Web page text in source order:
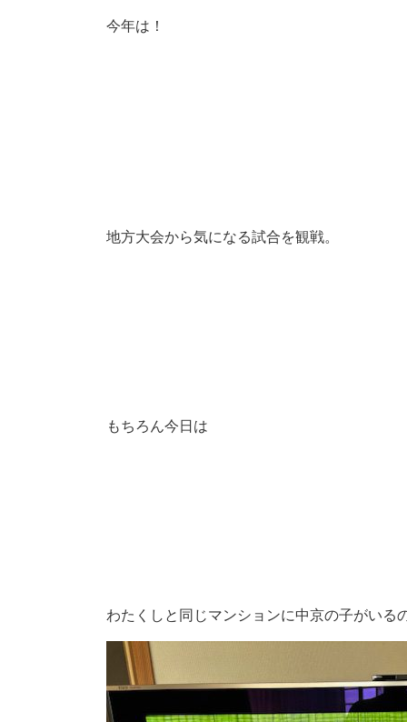
今年は！
地方大会から気になる試合を観戦。
もちろん今日は
わたくしと同じマンションに中京の子がいる